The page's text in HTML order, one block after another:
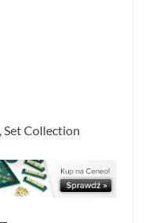
Set Collection